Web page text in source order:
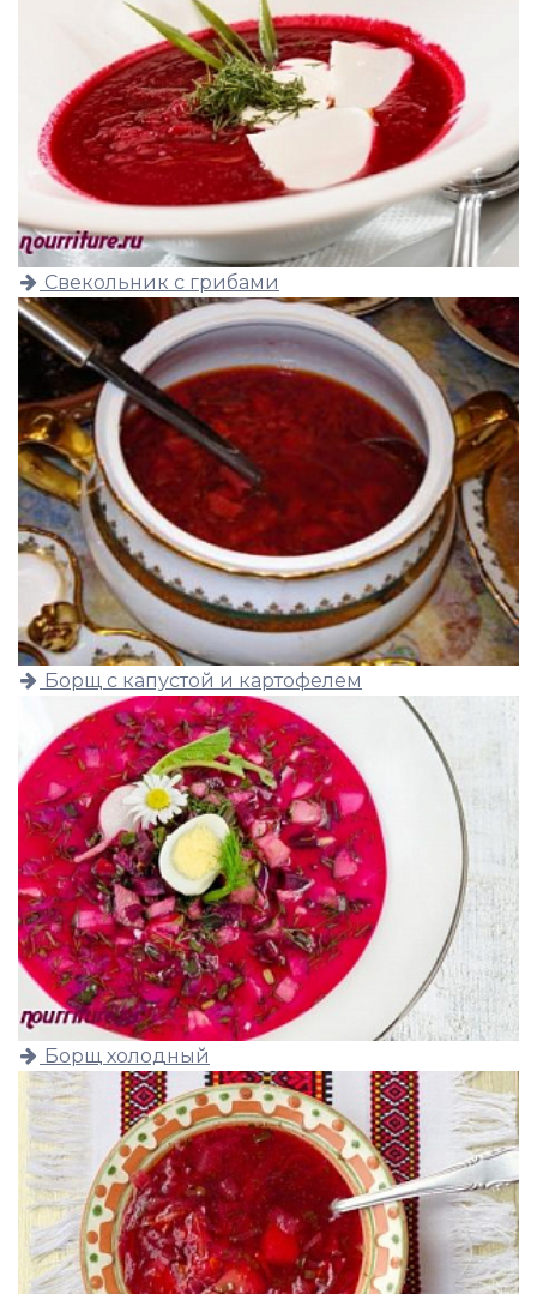
Свекольник с грибами
Борщ с капустой и картофелем
Борщ холодный